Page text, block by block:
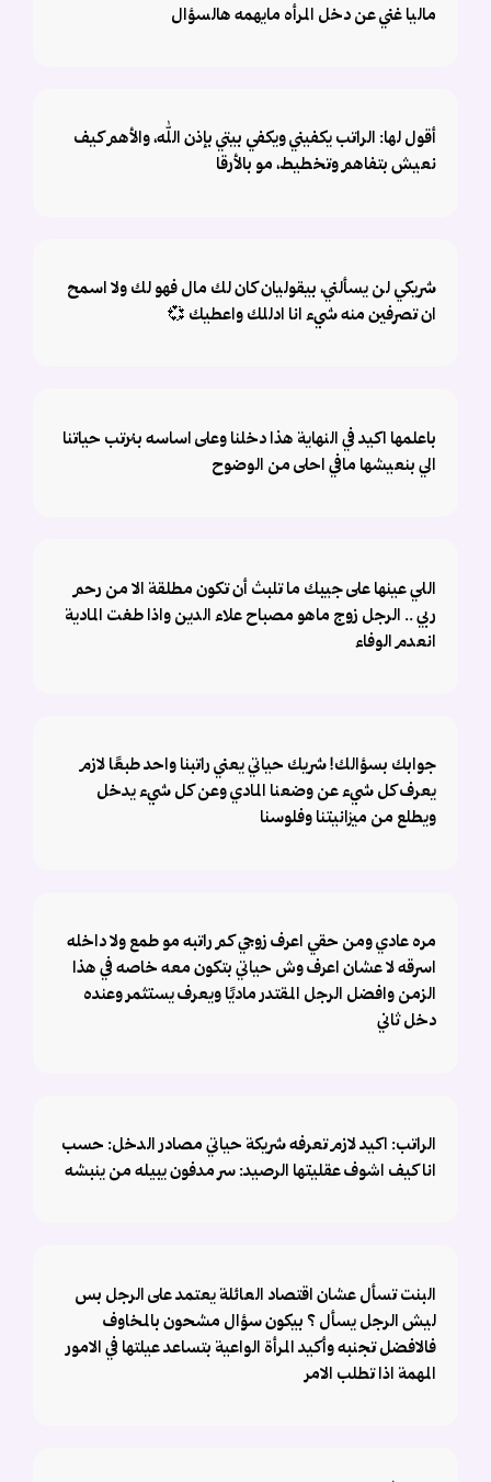
ماليا غني عن دخل المرأه مايهمه هالسؤال
أقول لها: الراتب يكفيني ويكفي بيتي بإذن الله، والأهم كيف
نعيش بتفاهم وتخطيط، مو بالأرقا
شريكي لن يسألني، بيقوليان كان لك مال فهو لك ولا اسمح
ان تصرفين منه شيء انا ادللك واعطيك 💞
باعلمها اكيد في النهاية هذا دخلنا وعلى اساسه بنرتب حياتنا
الي بنعيشها مافي احلى من الوضوح
اللي عينها على جيبك ما تلبث أن تكون مطلقة الا من رحم
ربي .. الرجل زوج ماهو مصباح علاء الدين واذا طغت المادية
انعدم الوفاء
جوابك بسؤالك! شريك حياتي يعني راتبنا واحد طبعًا لازم
يعرف كل شيء عن وضعنا المادي وعن كل شيء يدخل
ويطلع من ميزانيتنا وفلوسنا
مره عادي ومن حقي اعرف زوجي كم راتبه مو طمع ولا داخله
اسرقه لا عشان اعرف وش حياتي بتكون معه خاصه في هذا
الزمن وافضل الرجل المقتدر ماديًا ويعرف يستثمر وعنده
دخل ثاني
الراتب: اكيد لازم تعرفه شريكة حياتي مصادر الدخل: حسب
انا كيف اشوف عقليتها الرصيد: سر مدفون يبيله من ينبشه
البنت تسأل عشان اقتصاد العائلة يعتمد على الرجل بس
ليش الرجل يسأل ؟ بيكون سؤال مشحون بالمخاوف
فالافضل تجنبه وأكيد المرأة الواعية بتساعد عيلتها في الامور
المهمة اذا تطلب الامر